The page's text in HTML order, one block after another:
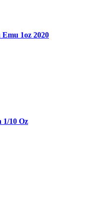
1oz 2020
1/10 Oz